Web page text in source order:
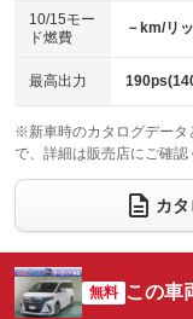
ベンチシート
：装備なし
チップアップシート
：装備なし
：装備なし
ウォークスルー
：装備なし
電動リアゲート
：装備なし
サイドカメラ
：装備なし
10/15モー
ド燃費
－km/リ
最高出力
※新車時のカタログデータ
で、詳細は販売店にご確認
カ
無料 この車